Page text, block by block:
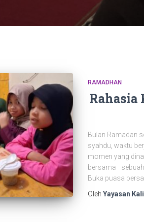
RAMADHAN
Rahasia
Bulan Ramadan
syahdu, waktu
momen yang
Buka puasa
Oleh Yayasan